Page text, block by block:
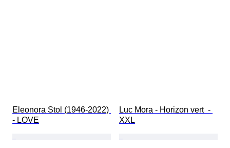
Eleonora Stol (1946-2022)
- LOVE
Luc Mora - Horizon vert  -
XXL